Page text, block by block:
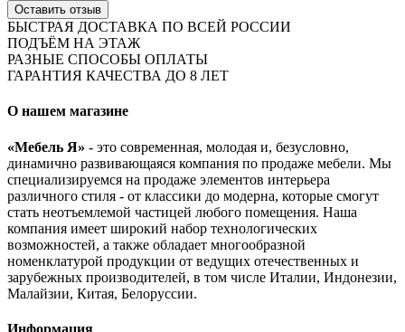
Оставить отзыв
БЫСТРАЯ ДОСТАВКА ПО ВСЕЙ РОССИИ
ПОДЪЁМ НА ЭТАЖ
РАЗНЫЕ СПОСОБЫ ОПЛАТЫ
ГАРАНТИЯ КАЧЕСТВА ДО 8 ЛЕТ
О нашем магазине
«Мебель Я» - это современная, молодая и, безусловно,
динамично развивающаяся компания по продаже мебели. Мы
специализируемся на продаже элементов интерьера
различного стиля - от классики до модерна, которые смогут
стать неотъемлемой частицей любого помещения. Наша
компания имеет широкий набор технологических
возможностей, а также обладает многообразной
номенклатурой продукции от ведущих отечественных и
зарубежных производителей, в том числе Италии, Индонезии,
Малайзии, Китая, Белоруссии.
Информация